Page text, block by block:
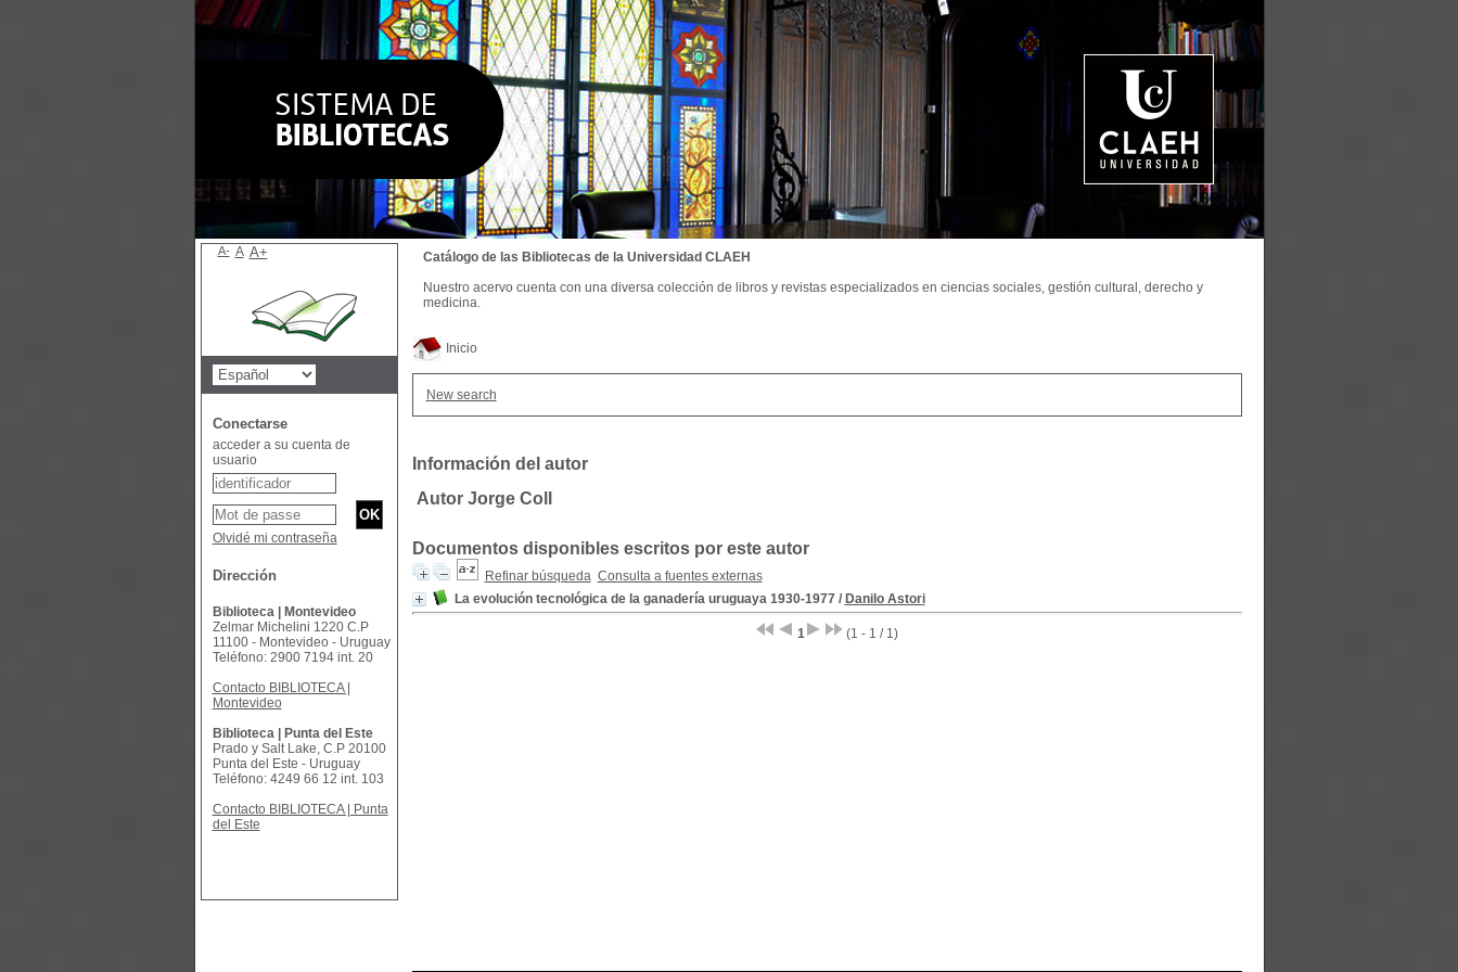
Inicio
New search
Información del autor
Autor Jorge Coll
Documentos disponibles escritos por este autor
Refinar búsqueda Consulta a fuentes externas
La evolución tecnológica de la ganadería uruguaya 1930-1977/ Danilo Astori
1 (1 - 1 / 1)
Catálogo de las Bibliotecas de la Universidad CLAEH
Nuestro acervo cuenta con una diversa colección de libros y revistas especializados en ciencias sociales, gestión cultural, derecho y
medicina.
A- A A+
Conectarse
acceder a su cuenta de
usuario
Olvidé mi contraseña
Dirección
Biblioteca | Montevideo
Zelmar Michelini 1220 C.P
11100 - Montevideo - Uruguay
Teléfono: 2900 7194 int. 20
Contacto BIBLIOTECA |
Montevideo
Biblioteca | Punta del Este
Prado y Salt Lake, C.P 20100
Punta del Este - Uruguay
Teléfono: 4249 66 12 int. 103
Contacto BIBLIOTECA | Punta
del Este